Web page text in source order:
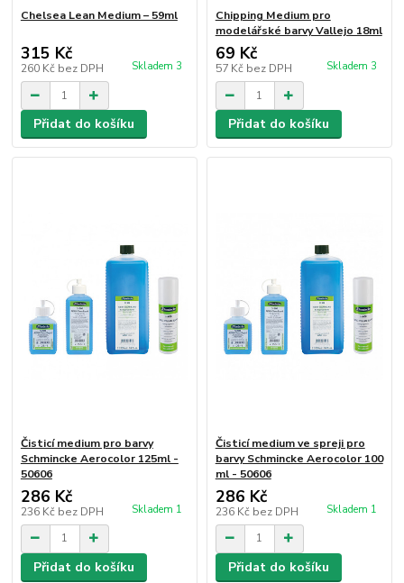
Chelsea Lean Medium – 59ml
315 Kč
260 Kč bez DPH Skladem 3
Přidat do košíku
Chipping Medium pro
modelářské barvy Vallejo 18ml
69 Kč
57 Kč bez DPH Skladem 3
Přidat do košíku
Čisticí medium pro barvy
Schmincke Aerocolor 125ml -
50606
286 Kč
236 Kč bez DPH Skladem 1
Přidat do košíku
Čisticí medium ve spreji pro
barvy Schmincke Aerocolor 100
ml - 50606
286 Kč
236 Kč bez DPH Skladem 1
Přidat do košíku